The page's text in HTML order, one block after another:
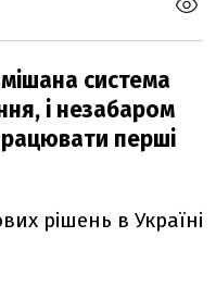
система
і незабаром
перші
рішень в Україні